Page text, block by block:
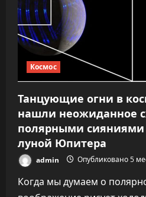
жизни
еще
на
Космос
Танцующие огни в
нашли неожиданное
полярными
луной Юпитера
admin Опубликовано 5
Когда мы думаем о